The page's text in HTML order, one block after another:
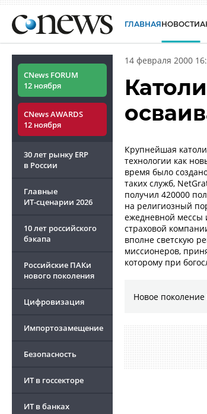
ГЛАВНАЯНОВОСТИ
CNews FORUM
12 ноября
CNews AWARDS
12 ноября
30 лет рынку ERP
в России
Главные
ИТ-сценарии 2026
10 лет российского
бэкапа
Российские ПАКи
нового поколения
Цифровизация
Импортозамещение
Безопасность
ИТ в госсекторе
ИТ в банках
14 февраля 2000
Крупнейшая
технологии как
время было
таких служб,
получил 420000
на религиозный
ежедневной мессы
страховой
вполне светскую
миссионеров,
которому при
Новое